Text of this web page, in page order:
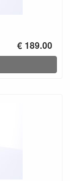
€ 189.00